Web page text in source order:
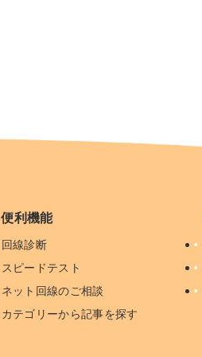
便利機能
回線診断
スピードテスト
ネット回線のご相談
カテゴリーから記事を探す